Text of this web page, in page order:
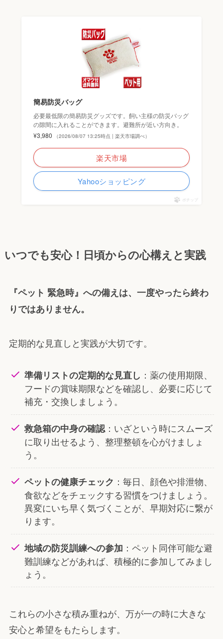
簡易防災バッグ
必要最低限の簡易防災グッズです。飼い主様の防災バッグ
の隙間に入れることができます。避難所が近い方向き。
¥3,980
（2026/08/07 13:25時点 | 楽天市場調べ）
楽天市場
Yahooショッピング
ポチップ
いつでも安心！日頃からの心構えと実践
『ペット 緊急時』への備えは、一度やったら終わ
りではありません。
定期的な見直しと実践が大切です。
準備リストの定期的な見直し ：薬の使用期限、
フードの賞味期限などを確認し、必要に応じて
補充・交換しましょう。
救急箱の中身の確認：いざという時にスムーズ
に取り出せるよう、整理整頓を心がけましょ
う。
ペットの健康チェック ：毎日、顔色や排泄物、
食欲などをチェックする習慣をつけましょう。
異変にいち早く気づくことが、早期対応に繋が
ります。
地域の防災訓練への参加 ：ペット同伴可能な避
難訓練などがあれば、積極的に参加してみまし
ょう。
これらの小さな積み重ねが、万が一の時に大きな
安心と希望をもたらします。